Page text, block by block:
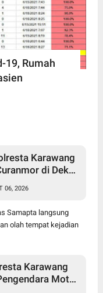
19, Rumah
Karawang
di Dekat
06, 2026
Samapta langsung
olah tempat kejadian
Karawang
Motor